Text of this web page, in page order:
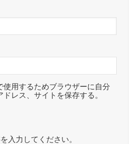
使用するためブラウザーに自分
レス、サイトを保存する。
入力してください。